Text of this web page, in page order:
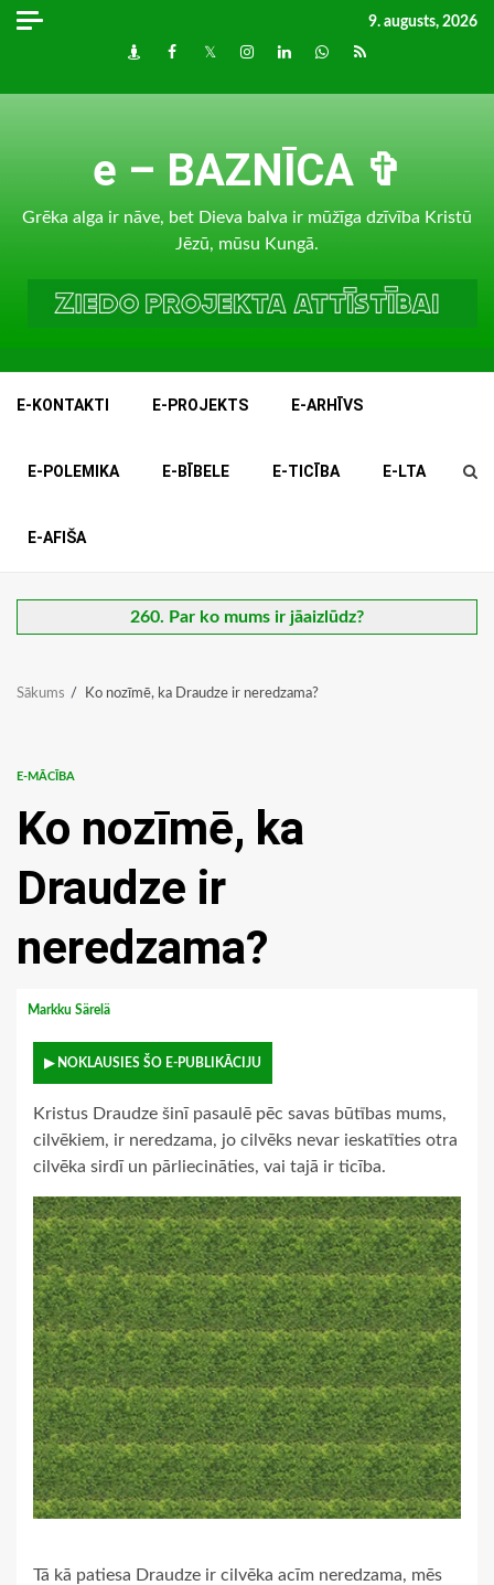
Skip
9. augusts, 2026
DraugiemFacebook
TwitterInstagram
LinkedInwhatsapp
RSS
e – BAZNĪCA ✞
Grēka alga ir nāve, bet Dieva balva ir mūžīga dzīvība Kristū
Jēzū, mūsu Kungā.
E-KONTAKTI E-PROJEKTS E-ARHĪVS
E-POLEMIKA E-BĪBELE E-TICĪBA E-LTA
E-AFIŠA
260. Par ko mums ir jāaizlūdz?
Sākums Ko nozīmē, ka Draudze ir neredzama?
E-MĀCĪBA
Ko nozīmē, ka
Draudze ir
neredzama?
Markku Särelä
▶ NOKLAUSIES ŠO E-PUBLIKĀCIJU
Kristus Draudze šinī pasaulē pēc savas būtības mums,
cilvēkiem, ir neredzama, jo cilvēks nevar ieskatīties otra
cilvēka sirdī un pārliecināties, vai tajā ir ticība.
Tā kā patiesa Draudze ir cilvēka acīm neredzama, mēs